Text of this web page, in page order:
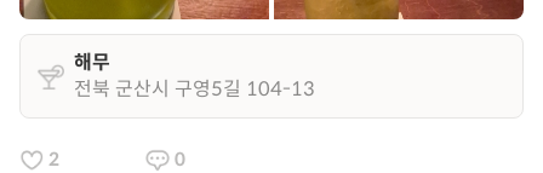
해무
전북 군산시 구영5길 104-13
2 0